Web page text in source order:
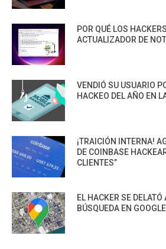
POR QUÉ LOS
ACTUALIZADOR DE
VENDIÓ SU USUARIO
HACKEO DEL AÑO EN
¡TRAICIÓN INTERNA!
DE COINBASE
CLIENTES”
EL HACKER SE
BÚSQUEDA EN